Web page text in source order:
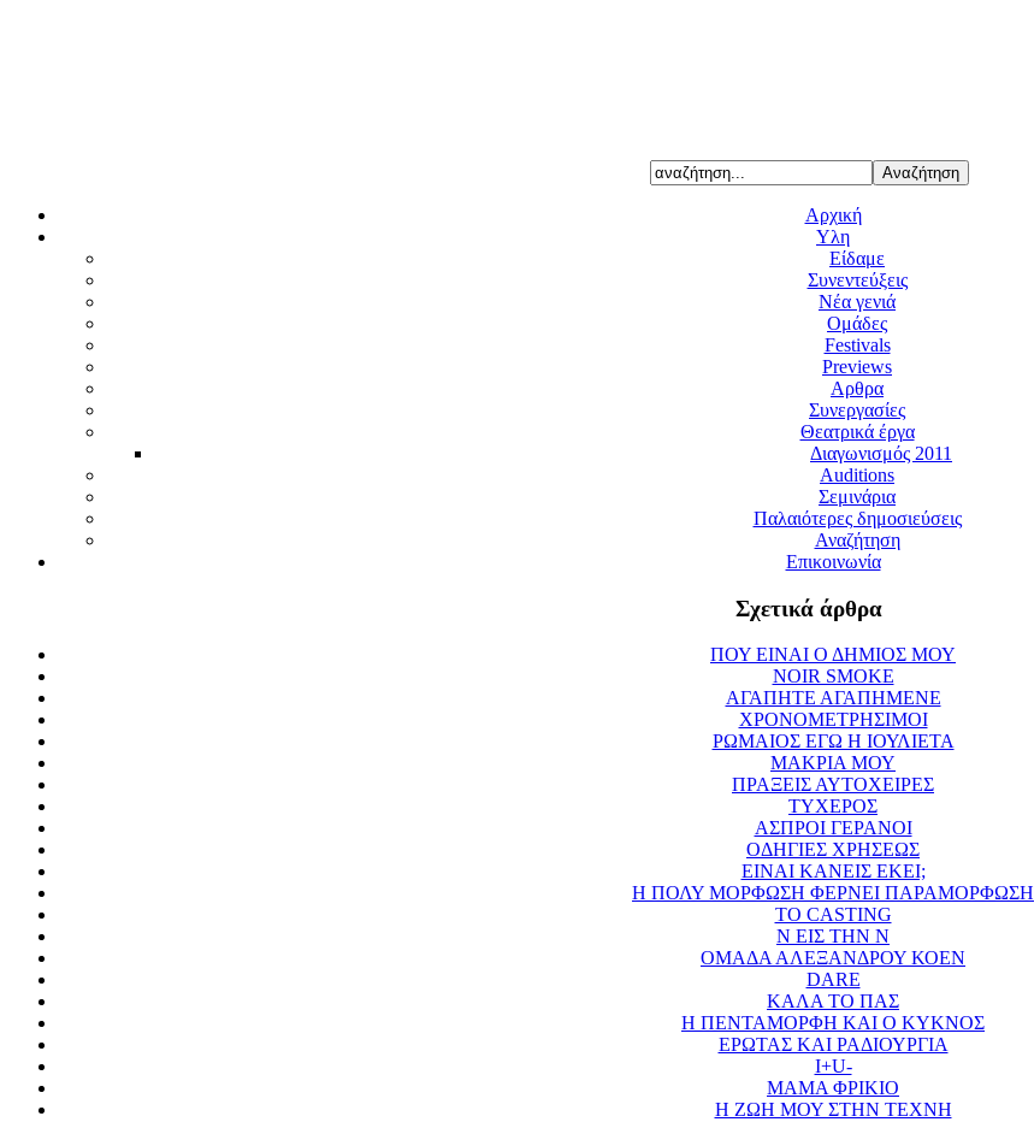
Αρχική
Υλη
Είδαμε
Συνεντεύξεις
Νέα γενιά
Ομάδες
Festivals
Previews
Αρθρα
Συνεργασίες
Θεατρικά έργα
Διαγωνισμός 2011
Auditions
Σεμινάρια
Παλαιότερες δημοσιεύσεις
Αναζήτηση
Επικοινωνία
Σχετικά άρθρα
ΠΟΥ ΕΙΝΑΙ Ο ΔΗΜΙΟΣ ΜΟΥ
NOIR SMOKE
ΑΓΑΠΗΤΕ ΑΓΑΠΗΜΕΝΕ
ΧΡΟΝΟΜΕΤΡΗΣΙΜΟΙ
ΡΩΜΑΙΟΣ ΕΓΩ Η ΙΟΥΛΙΕΤΑ
ΜΑΚΡΙΑ ΜΟΥ
ΠΡΑΞΕΙΣ ΑΥΤΟΧΕΙΡΕΣ
ΤΥΧΕΡΟΣ
ΑΣΠΡΟΙ ΓΕΡΑΝΟΙ
ΟΔΗΓΙΕΣ ΧΡΗΣΕΩΣ
ΕΙΝΑΙ ΚΑΝΕΙΣ ΕΚΕΙ;
Η ΠΟΛΥ ΜΟΡΦΩΣΗ ΦΕΡΝΕΙ ΠΑΡΑΜΟΡΦΩΣΗ
ΤΟ CASTING
Ν ΕΙΣ ΤΗΝ Ν
ΟΜΑΔΑ ΑΛΕΞΑΝΔΡΟΥ ΚΟΕΝ
DARE
ΚΑΛΑ ΤΟ ΠΑΣ
Η ΠΕΝΤΑΜΟΡΦΗ ΚΑΙ Ο ΚΥΚΝΟΣ
ΕΡΩΤΑΣ ΚΑΙ ΡΑΔΙΟΥΡΓΙΑ
I+U-
ΜΑΜΑ ΦΡΙΚΙΟ
Η ΖΩΗ ΜΟΥ ΣΤΗΝ ΤΕΧΝΗ